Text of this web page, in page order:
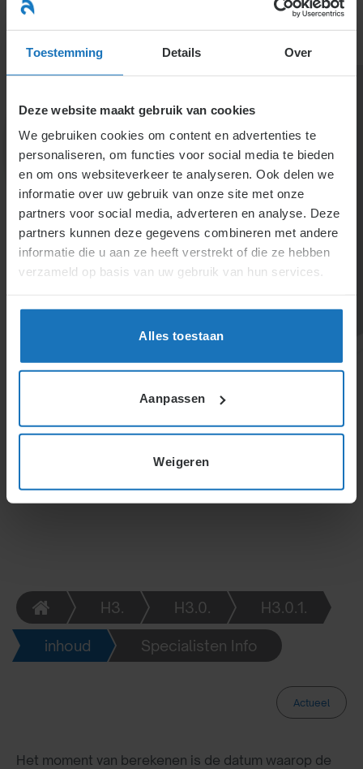
Toestemming Details Over
Deze website maakt gebruik van cookies
We gebruiken cookies om content en advertenties te
personaliseren, om functies voor social media te bieden
en om ons websiteverkeer te analyseren. Ook delen we
informatie over uw gebruik van onze site met onze
partners voor social media, adverteren en analyse. Deze
partners kunnen deze gegevens combineren met andere
informatie die u aan ze heeft verstrekt of die ze hebben
verzameld op basis van uw gebruik van hun services.
Alles toestaan
Aanpassen
Weigeren
naar
inhoud
Moet de peildatum
gelijk zijn aan de datum
van indiening?
De peildatum bij ontslag is de UWV-aanvraagdatum,
tenzij een eerdere objectieve datum geldt, zoals de
constante wijzigingen. Bij uitzendkrachten geldt de
AOW’ers krijgen voorrang bij ontslag, ongeacht de
peildatum.
H3. H3.0. H3.0.1.
inhoud Specialisten Info
Actueel
Het moment van berekenen is de datum waarop de